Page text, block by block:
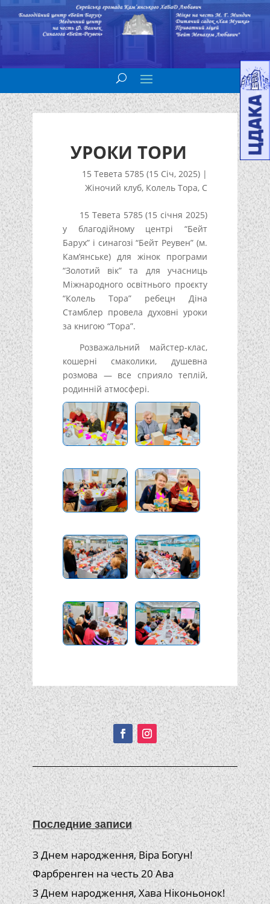
УРОКИ ТОРИ
15 Тевета 5785 (15 Січ, 2025) |
Жіночий клуб, Колель Тора, С
15 Тевета 5785 (15 січня 2025)
у благодійному центрі “Бейт
Барух” і синагозі “Бейт Реувен” (м.
Кам’янське) для жінок програми
“Золотий вік” та для учасниць
Міжнародного освітнього проєкту
“Колель Тора” ребецн Діна
Стамблер провела духовні уроки
за книгою “Тора”.
Розважальний майстер-клас,
кошерні смаколики, душевна
розмова — все сприяло теплій,
родинній атмосфері.
Подписывайтесь!
Последние записи
З Днем народження, Віра Богун!
Фарбренген на честь 20 Ава
З Днем народження, Хава Ніконьонок!